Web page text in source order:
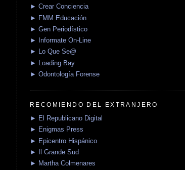
► Crear Conciencia
► FMM Educación
► Gen Periodístico
► Informate On-Line
► Lo Que Se@
► Loading Bay
► Odontología Forense
RECOMIENDO DEL EXTRANJERO
► El Republicano Digital
► Enigmas Press
► Epicentro Hispánico
► Il Grande Sud
► Martha Colmenares